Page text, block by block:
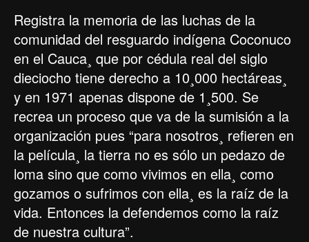
Registra la memoria de las luchas de la
comunidad del resguardo indígena Coconuco
en el Cauca¸ que por cédula real del siglo
dieciocho tiene derecho a 10¸000 hectáreas¸
y en 1971 apenas dispone de 1¸500. Se
recrea un proceso que va de la sumisión a la
organización pues “para nosotros¸ refieren en
la película¸ la tierra no es sólo un pedazo de
loma sino que como vivimos en ella¸ como
gozamos o sufrimos con ella¸ es la raíz de la
vida. Entonces la defendemos como la raíz
de nuestra cultura”.